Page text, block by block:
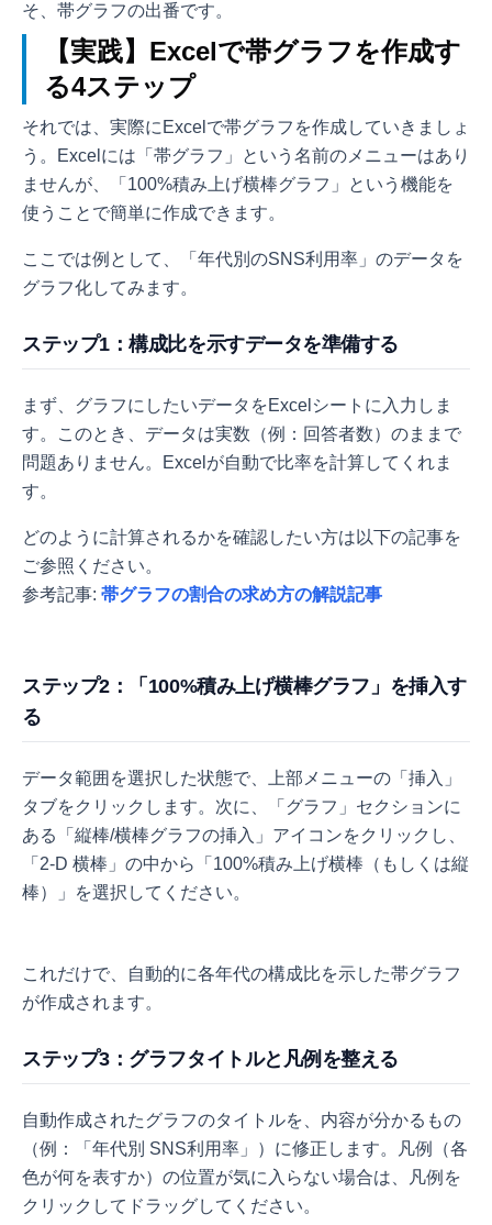
そ、帯グラフの出番です。
【実践】Excelで帯グラフを作成す
る4ステップ
それでは、実際にExcelで帯グラフを作成していきましょ
う。Excelには「帯グラフ」という名前のメニューはあり
ませんが、「100%積み上げ横棒グラフ」という機能を
使うことで簡単に作成できます。
ここでは例として、「年代別のSNS利用率」のデータを
グラフ化してみます。
ステップ1：構成比を示すデータを準備する
まず、グラフにしたいデータをExcelシートに入力しま
す。このとき、データは実数（例：回答者数）のままで
問題ありません。Excelが自動で比率を計算してくれま
す。
どのように計算されるかを確認したい方は以下の記事を
ご参照ください。
参考記事: 帯グラフの割合の求め方の解説記事
ステップ2：「100%積み上げ横棒グラフ」を挿入す
る
データ範囲を選択した状態で、上部メニューの「挿入」
タブをクリックします。次に、「グラフ」セクションに
ある「縦棒/横棒グラフの挿入」アイコンをクリックし、
「2-D 横棒」の中から「100%積み上げ横棒（もしくは縦
棒）」を選択してください。
これだけで、自動的に各年代の構成比を示した帯グラフ
が作成されます。
ステップ3：グラフタイトルと凡例を整える
自動作成されたグラフのタイトルを、内容が分かるもの
（例：「年代別 SNS利用率」）に修正します。凡例（各
色が何を表すか）の位置が気に入らない場合は、凡例を
クリックしてドラッグしてください。